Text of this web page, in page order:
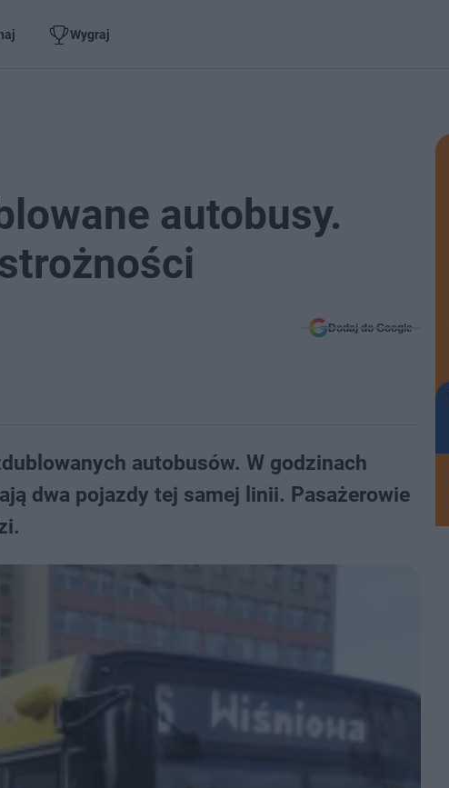
Wygraj
autobusy.
Dodaj do Google
autobusów. W godzinach
dwa pojazdy tej samej linii. Pasażerowie